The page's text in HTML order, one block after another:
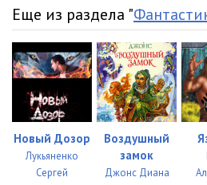
Еще из раздела "
Новый Дозор
Лукьяненко
Сергей
Воздушный
замок
Джонс Диана